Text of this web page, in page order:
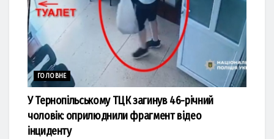
ГОЛОВНЕ
У Тернопільському ТЦК загинув 46-річний
чоловік: оприлюднили фрагмент відео
інциденту